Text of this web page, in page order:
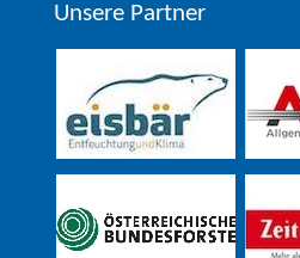
Unsere Partner